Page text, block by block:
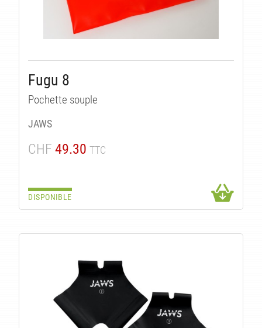
Fugu 8
Pochette souple
JAWS
CHF 49.30 TTC
DISPONIBLE